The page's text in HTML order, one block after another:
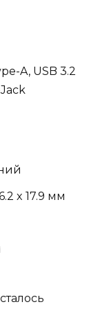
A, USB 3.2
x 17.9 мм